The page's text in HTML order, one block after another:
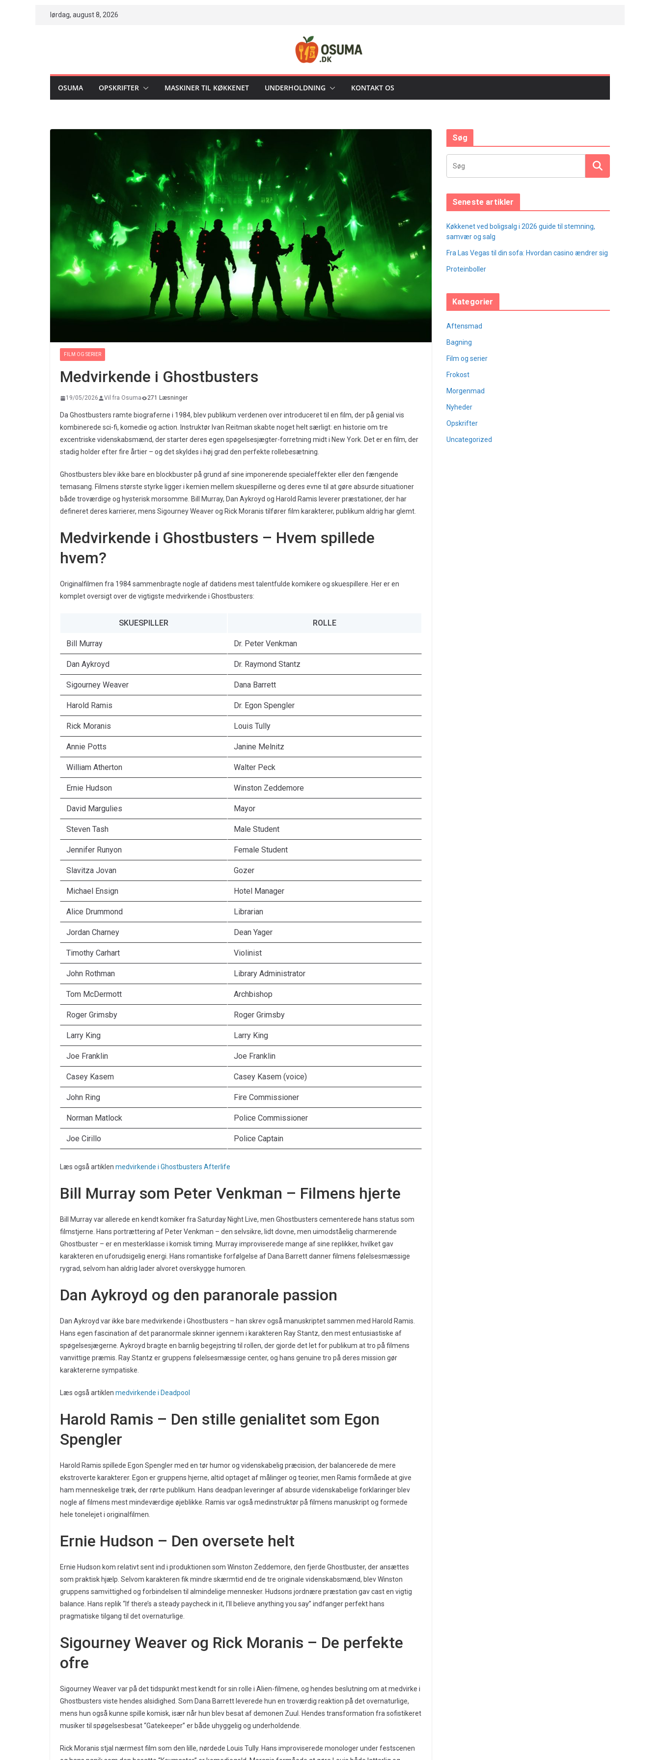
lørdag, august 8, 2026
OSUMA OPSKRIFTER MASKINER TIL KØKKENET UNDERHOLDNING KONTAKT OS
FILM OG SERIER
Medvirkende i Ghostbusters
19/05/2026 Vil fra Osuma 271 Læsninger
Da Ghostbusters ramte biograferne i 1984, blev publikum verdenen over introduceret til en film, der på genial vis
kombinerede sci-fi, komedie og action. Instruktør Ivan Reitman skabte noget helt særligt: en historie om tre
excentriske videnskabsmænd, der starter deres egen spøgelsesjægter-forretning midt i New York. Det er en film, der
stadig holder efter fire årtier – og det skyldes i høj grad den perfekte rollebesætning.
Ghostbusters blev ikke bare en blockbuster på grund af sine imponerende specialeffekter eller den fængende
temasang. Filmens største styrke ligger i kemien mellem skuespillerne og deres evne til at gøre absurde situationer
både troværdige og hysterisk morsomme. Bill Murray, Dan Aykroyd og Harold Ramis leverer præstationer, der har
defineret deres karrierer, mens Sigourney Weaver og Rick Moranis tilfører film karakterer, publikum aldrig har glemt.
Medvirkende i Ghostbusters – Hvem spillede
hvem?
Originalfilmen fra 1984 sammenbragte nogle af datidens mest talentfulde komikere og skuespillere. Her er en
komplet oversigt over de vigtigste medvirkende i Ghostbusters:
SKUESPILLER ROLLE
Bill Murray Dr. Peter Venkman
Dan Aykroyd Dr. Raymond Stantz
Sigourney Weaver Dana Barrett
Harold Ramis Dr. Egon Spengler
Rick Moranis Louis Tully
Annie Potts Janine Melnitz
William Atherton Walter Peck
Ernie Hudson Winston Zeddemore
David Margulies Mayor
Steven Tash Male Student
Jennifer Runyon Female Student
Slavitza Jovan Gozer
Michael Ensign Hotel Manager
Alice Drummond Librarian
Jordan Charney Dean Yager
Timothy Carhart Violinist
John Rothman Library Administrator
Tom McDermott Archbishop
Roger Grimsby Roger Grimsby
Larry King Larry King
Joe Franklin Joe Franklin
Casey Kasem Casey Kasem (voice)
John Ring Fire Commissioner
Norman Matlock Police Commissioner
Joe Cirillo Police Captain
Læs også artiklen medvirkende i Ghostbusters Afterlife
Bill Murray som Peter Venkman – Filmens hjerte
Bill Murray var allerede en kendt komiker fra Saturday Night Live, men Ghostbusters cementerede hans status som
filmstjerne. Hans portrættering af Peter Venkman – den selvsikre, lidt dovne, men uimodståelig charmerende
Ghostbuster – er en mesterklasse i komisk timing. Murray improviserede mange af sine replikker, hvilket gav
karakteren en uforudsigelig energi. Hans romantiske forfølgelse af Dana Barrett danner filmens følelsesmæssige
rygrad, selvom han aldrig lader alvoret overskygge humoren.
Dan Aykroyd og den paranorale passion
Dan Aykroyd var ikke bare medvirkende i Ghostbusters – han skrev også manuskriptet sammen med Harold Ramis.
Hans egen fascination af det paranormale skinner igennem i karakteren Ray Stantz, den mest entusiastiske af
spøgelsesjægerne. Aykroyd bragte en barnlig begejstring til rollen, der gjorde det let for publikum at tro på filmens
vanvittige præmis. Ray Stantz er gruppens følelsesmæssige center, og hans genuine tro på deres mission gør
karaktererne sympatiske.
Læs også artiklen medvirkende i Deadpool
Harold Ramis – Den stille genialitet som Egon
Spengler
Harold Ramis spillede Egon Spengler med en tør humor og videnskabelig præcision, der balancerede de mere
ekstroverte karakterer. Egon er gruppens hjerne, altid optaget af målinger og teorier, men Ramis formåede at give
ham menneskelige træk, der rørte publikum. Hans deadpan leveringer af absurde videnskabelige forklaringer blev
nogle af filmens mest mindeværdige øjeblikke. Ramis var også medinstruktør på filmens manuskript og formede
hele tonelejet i originalfilmen.
Ernie Hudson – Den oversete helt
Ernie Hudson kom relativt sent ind i produktionen som Winston Zeddemore, den fjerde Ghostbuster, der ansættes
som praktisk hjælp. Selvom karakteren fik mindre skærmtid end de tre originale videnskabsmænd, blev Winston
gruppens samvittighed og forbindelsen til almindelige mennesker. Hudsons jordnære præstation gav cast en vigtig
balance. Hans replik “If there’s a steady paycheck in it, I’ll believe anything you say” indfanger perfekt hans
pragmatiske tilgang til det overnaturlige.
Sigourney Weaver og Rick Moranis – De perfekte
ofre
Sigourney Weaver var på det tidspunkt mest kendt for sin rolle i Alien-filmene, og hendes beslutning om at medvirke i
Ghostbusters viste hendes alsidighed. Som Dana Barrett leverede hun en troværdig reaktion på det overnaturlige,
mens hun også kunne spille komisk, især når hun blev besat af demonen Zuul. Hendes transformation fra sofistikeret
musiker til spøgelsesbesat “Gatekeeper” er både uhyggelig og underholdende.
Rick Moranis stjal nærmest film som den lille, nørdede Louis Tully. Hans improviserede monologer under festscenen
Søg
Seneste artikler
Køkkenet ved boligsalg i 2026 guide til stemning,
samvær og salg
Fra Las Vegas til din sofa: Hvordan casino ændrer sig
Proteinboller
Kategorier
Aftensmad
Bagning
Film og serier
Frokost
Morgenmad
Nyheder
Opskrifter
Uncategorized